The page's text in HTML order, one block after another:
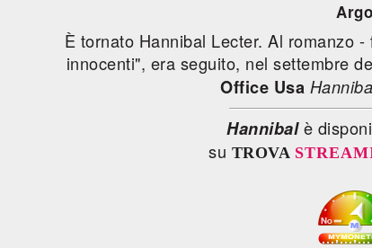
È tornato Hannibal Lecter. Al romanzo
innocenti", era seguito, nel settembre
Office Usa
Hannibalè
su TROVA